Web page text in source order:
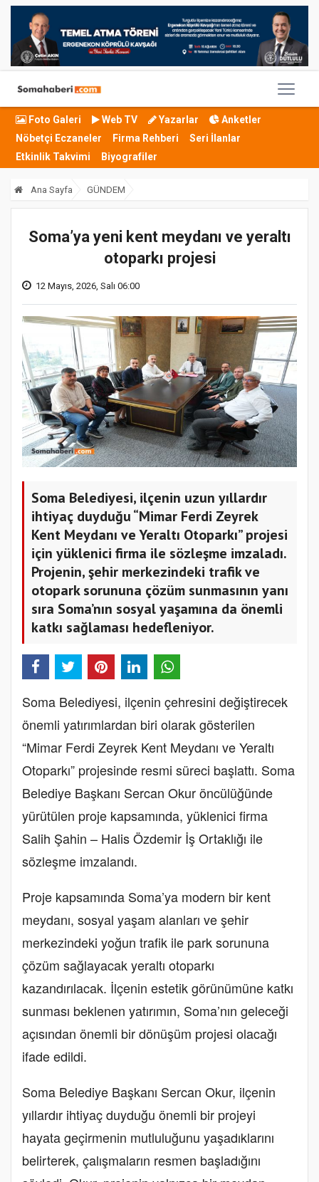
Foto Galeri Web TV Yazarlar
Anketler
Nöbetçi Eczaneler
Firma Rehberi
Seri İlanlar
Etkinlik Takvimi
Biyografiler
Ana Sayfa GÜNDEM
Soma’ya yeni kent meydanı ve yeraltı
otoparkı projesi
12 Mayıs, 2026, Salı 06:00
Soma Belediyesi, ilçenin uzun yıllardır
ihtiyaç duyduğu “Mimar Ferdi Zeyrek
Kent Meydanı ve Yeraltı Otoparkı” projesi
için yüklenici firma ile sözleşme imzaladı.
Projenin, şehir merkezindeki trafik ve
otopark sorununa çözüm sunmasının yanı
sıra Soma’nın sosyal yaşamına da önemli
katkı sağlaması hedefleniyor.
Soma Belediyesi, ilçenin çehresini değiştirecek
önemli yatırımlardan biri olarak gösterilen
“Mimar Ferdi Zeyrek Kent Meydanı ve Yeraltı
Otoparkı” projesinde resmi süreci başlattı. Soma
Belediye Başkanı Sercan Okur öncülüğünde
yürütülen proje kapsamında, yüklenici firma
Salih Şahin – Halis Özdemir İş Ortaklığı ile
sözleşme imzalandı.
Proje kapsamında Soma’ya modern bir kent
meydanı, sosyal yaşam alanları ve şehir
merkezindeki yoğun trafik ile park sorununa
çözüm sağlayacak yeraltı otoparkı
kazandırılacak. İlçenin estetik görünümüne katkı
sunması beklenen yatırımın, Soma’nın geleceği
açısından önemli bir dönüşüm projesi olacağı
ifade edildi.
Soma Belediye Başkanı Sercan Okur, ilçenin
yıllardır ihtiyaç duyduğu önemli bir projeyi
hayata geçirmenin mutluluğunu yaşadıklarını
belirterek, çalışmaların resmen başladığını